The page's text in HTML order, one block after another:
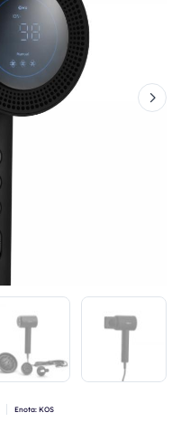
Enota: KOS